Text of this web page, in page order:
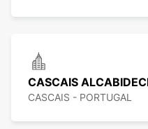
CASCAIS
CASCAIS - PORTUGAL